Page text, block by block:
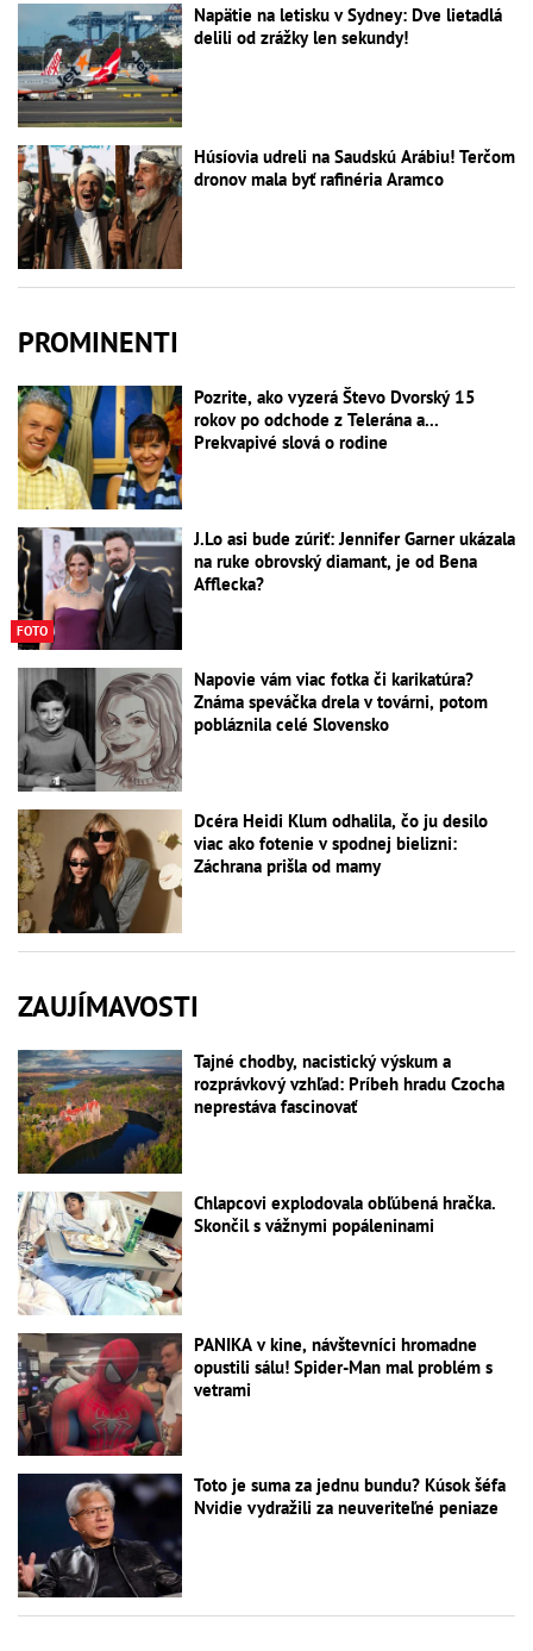
Napätie na letisku v Sydney: Dve lietadlá
delili od zrážky len sekundy!
Húsíovia udreli na Saudskú Arábiu! Terčom
dronov mala byť rafinéria Aramco
PROMINENTI
Pozrite, ako vyzerá Števo Dvorský 15
rokov po odchode z Telerána a...
Prekvapivé slová o rodine
FOTO
J.Lo asi bude zúriť: Jennifer Garner ukázala
na ruke obrovský diamant, je od Bena
Afflecka?
Napovie vám viac fotka či karikatúra?
Známa speváčka drela v továrni, potom
pobláznila celé Slovensko
Dcéra Heidi Klum odhalila, čo ju desilo
viac ako fotenie v spodnej bielizni:
Záchrana prišla od mamy
ZAUJÍMAVOSTI
Tajné chodby, nacistický výskum a
rozprávkový vzhľad: Príbeh hradu Czocha
neprestáva fascinovať
Chlapcovi explodovala obľúbená hračka.
Skončil s vážnymi popáleninami
PANIKA v kine, návštevníci hromadne
opustili sálu! Spider-Man mal problém s
vetrami
Toto je suma za jednu bundu? Kúsok šéfa
Nvidie vydražili za neuveriteľné peniaze